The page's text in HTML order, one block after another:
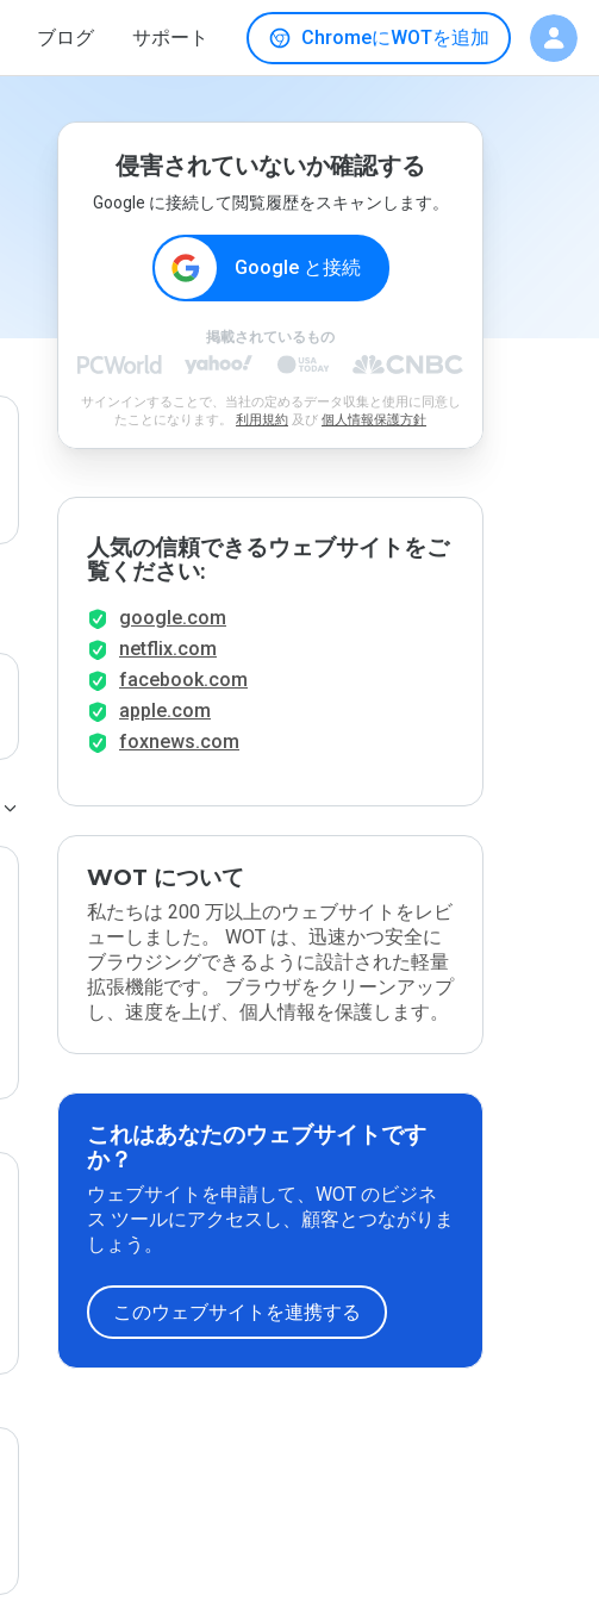
ブログ サポート ChromeにWOTを追加
侵害されていないか確認する
Google に接続して閲覧履歴をスキャンします。
Google と接続
掲載されているもの
サインインすることで、当社の定めるデータ収集と使用に同意し
たことになります。 利用規約 及び 個人情報保護方針
人気の信頼できるウェブサイトをご
覧ください:
google.com
netflix.com
facebook.com
apple.com
foxnews.com
WOT について
私たちは 200 万以上のウェブサイトをレビ
ューしました。 WOT は、迅速かつ安全に
ブラウジングできるように設計された軽量
拡張機能です。 ブラウザをクリーンアップ
し、速度を上げ、個人情報を保護します。
これはあなたのウェブサイトです
か？
ウェブサイトを申請して、WOT のビジネ
ス ツールにアクセスし、顧客とつながりま
しょう。
このウェブサイトを連携する